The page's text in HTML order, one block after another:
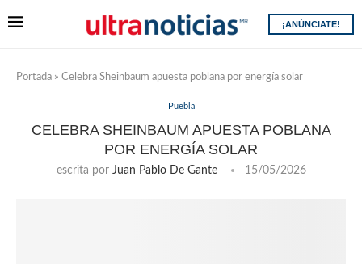
¡ANÚNCIATE!
Portada » Celebra Sheinbaum apuesta poblana por energía solar
Puebla
CELEBRA SHEINBAUM APUESTA POBLANA
POR ENERGÍA SOLAR
escrita por Juan Pablo De Gante 15/05/2026